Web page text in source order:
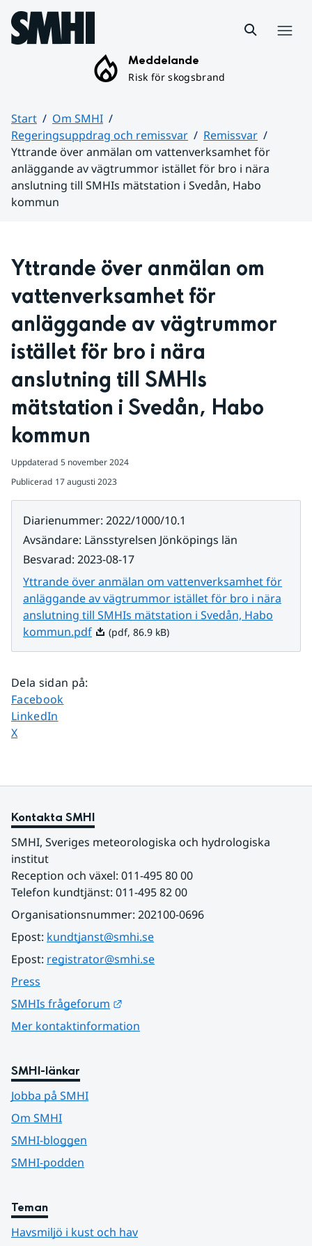
Hoppa till sidans innehåll
Meddelande
Risk för skogsbrand
Start
Om SMHI
Regeringsuppdrag och remissvar
Remissvar
Yttrande över anmälan om vattenverksamhet för
anläggande av vägtrummor istället för bro i nära
anslutning till SMHIs mätstation i Svedån, Habo
kommun
Yttrande över anmälan om
vattenverksamhet för
anläggande av vägtrummor
istället för bro i nära
anslutning till SMHIs
mätstation i Svedån, Habo
kommun
Uppdaterad 5 november 2024
Publicerad 17 augusti 2023
Diarienummer: 2022/1000/10.1
Avsändare: Länsstyrelsen Jönköpings län
Besvarad: 2023-08-17
Yttrande över anmälan om vattenverksamhet för
anläggande av vägtrummor istället för bro i nära
anslutning till SMHIs mätstation i Svedån, Habo
kommun.pdfPdf, 86.9 kB.
(pdf, 86.9 kB)
Dela sidan på:
Dela sidan på
Facebook
Dela sidan på
LinkedIn
Dela sidan på
X
Kontakta SMHI
SMHI, Sveriges meteorologiska och hydrologiska
institut
Reception och växel: 011-495 80 00
Telefon kundtjänst: 011-495 82 00
Organisationsnummer: 202100-0696
Epost: kundtjanst@smhi.se
Epost: registrator@smhi.se
Press
SMHIs frågeforum
Mer kontaktinformation
SMHI-länkar
Jobba på SMHI
Om SMHI
SMHI-bloggen
SMHI-podden
Teman
Havsmiljö i kust och hav